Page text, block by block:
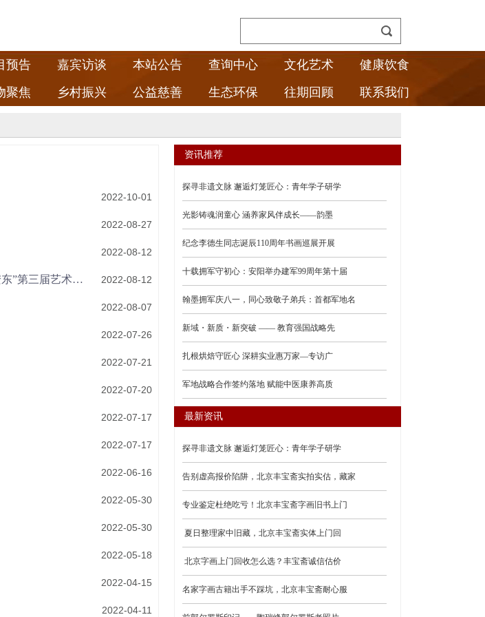
预告 嘉宾访谈 本站公告 查询中心 文化艺术
健康饮食
聚焦 乡村振兴 公益慈善 生态环保 往期回顾 联系我们
资讯推荐
探寻非遗文脉 邂逅灯笼匠心：青年学子研学
光影铸魂润童心 涵养家风伴成长——韵墨
纪念李德生同志诞辰110周年书画巡展开展
十载拥军守初心：安阳举办建军99周年第十届
翰墨拥军庆八一，同心致敬子弟兵：首都军地名
新域・新质・新突破 —— 教育强国战略先
扎根烘焙守匠心 深耕实业惠万家—专访广
军地战略合作签约落地 赋能中医康养高质
最新资讯
探寻非遗文脉 邂逅灯笼匠心：青年学子研学
告别虚高报价陷阱，北京丰宝斋实拍实估，藏家
专业鉴定杜绝吃亏！北京丰宝斋字画旧书上门
夏日整理家中旧藏，北京丰宝斋实体上门回
北京字画上门回收怎么选？丰宝斋诚信估价
名家字画古籍出手不踩坑，北京丰宝斋耐心服
2022-10-01
2022-08-27
2022-08-12
“喜迎二十大·中原舞蹁跹”安阳县（示范区）举办“奋进新时代 · 舞动新安东”第三届艺术广场舞大赛 2022-08-12
2022-08-07
2022-07-26
2022-07-21
2022-07-20
2022-07-17
2022-07-17
2022-06-16
2022-05-30
2022-05-30
2022-05-18
2022-04-15
2022-04-11